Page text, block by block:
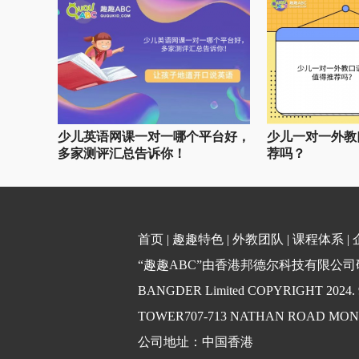
少儿英语网课一对一哪个平台好，
多家测评汇总告诉你！
少儿一对一外
荐吗？
首页 | 趣趣特色 | 外教团队 | 课程体系 |
“趣趣ABC”由香港邦德尔科技有限公
BANGDER Limited COPYRIGHT
TOWER707-713 NATHAN ROAD
公司地址：中国香港